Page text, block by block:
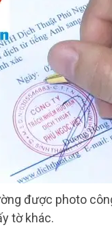
được photo
tờ khác.